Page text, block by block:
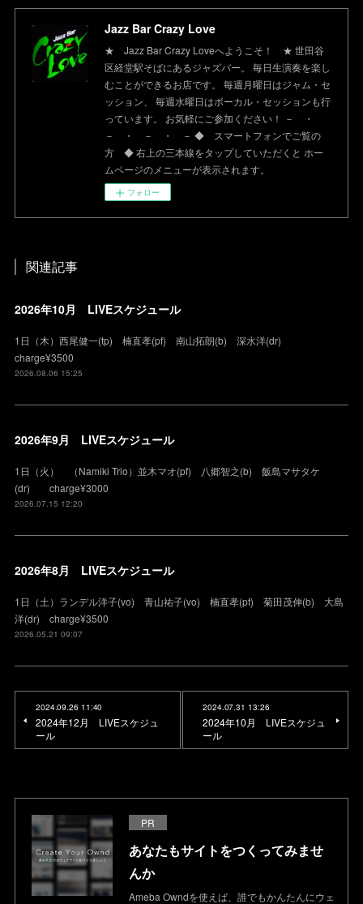
Jazz Bar Crazy Love
★ Jazz Bar Crazy Loveへようこそ！ ★ 世田谷
区経堂駅そばにあるジャズバー。 毎日生演奏を楽し
むことができるお店です。 毎週月曜日はジャム・セ
ッション、 毎週水曜日はボーカル・セッションも行
っています。 お気軽にご参加ください！ － ・
－ ・ － ・ － ◆ スマートフォンでご覧の
方 ◆ 右上の三本線をタップしていただくと ホー
ムページのメニューが表示されます。
フォロー
関連記事
2026年10月 LIVEスケジュール
1日（木）西尾健一(tp) 楠直孝(pf) 南山拓朗(b) 深水洋(dr)
charge¥3500
2026.08.06 15:25
2026年9月 LIVEスケジュール
1日（火） （Namiki Trio）並木マオ(pf) 八郷智之(b) 飯島マサタケ
(dr) charge¥3000
2026.07.15 12:20
2026年8月 LIVEスケジュール
1日（土）ランデル洋子(vo) 青山祐子(vo) 楠直孝(pf) 菊田茂伸(b) 大島
洋(dr) charge¥3500
2026.05.21 09:07
2024.09.26 11:40
2024年12月 LIVEスケジュ
ール
2024.07.31 13:26
2024年10月 LIVEスケジュ
ール
PR
あなたもサイトをつくってみませ
んか
Ameba Owndを使えば、誰でもかんたんにウェ